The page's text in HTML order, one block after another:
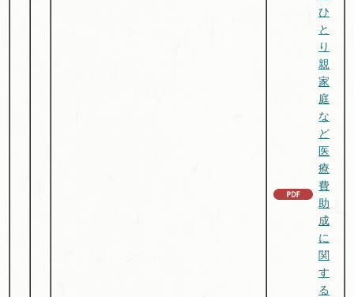
ひ
と
り
親
家
庭
な
ど
医
療
費
助
成
に
関
す
る